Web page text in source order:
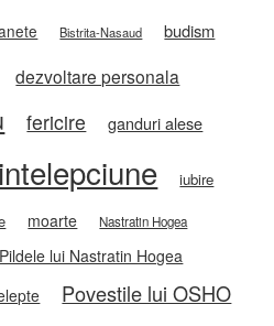
Bistrita-Nasaud budism
dezvoltare personala
fericire ganduri alese
intelepciune iubire
moarte Nastratin Hogea
Pildele lui Nastratin Hogea
Povestile lui OSHO